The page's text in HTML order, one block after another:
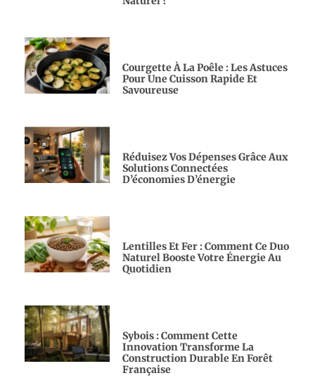
Courgette À La Poêle : Les Astuces
Pour Une Cuisson Rapide Et
Savoureuse
Réduisez Vos Dépenses Grâce Aux
Solutions Connectées
D’économies D’énergie
Lentilles Et Fer : Comment Ce Duo
Naturel Booste Votre Énergie Au
Quotidien
Sybois : Comment Cette
Innovation Transforme La
Construction Durable En Forêt
Française